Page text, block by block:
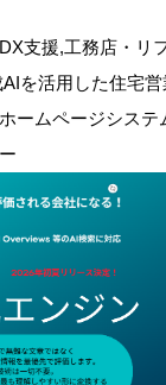
支援,工務店・リ
を活用した住宅
ームページシステ